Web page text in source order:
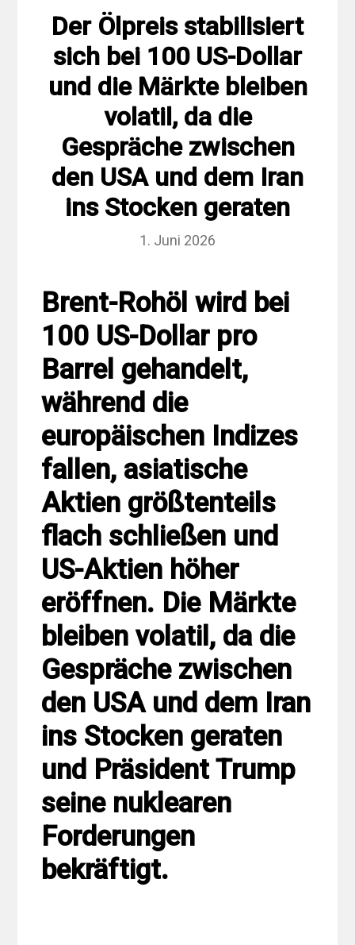
Der Ölpreis stabilisiert
sich bei 100 US-Dollar
und die Märkte bleiben
volatil, da die
Gespräche zwischen
den USA und dem Iran
ins Stocken geraten
1. Juni 2026
Brent-Rohöl wird bei
100 US-Dollar pro
Barrel gehandelt,
während die
europäischen Indizes
fallen, asiatische
Aktien größtenteils
flach schließen und
US-Aktien höher
eröffnen. Die Märkte
bleiben volatil, da die
Gespräche zwischen
den USA und dem Iran
ins Stocken geraten
und Präsident Trump
seine nuklearen
Forderungen
bekräftigt.